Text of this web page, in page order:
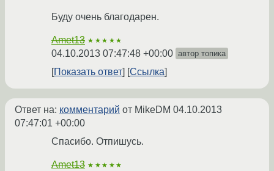
Буду очень благодарен.
Amet13 ★★★★★
04.10.2013 07:47:48 +00:00 автор топика
Показать ответ Ссылка
Ответ на: комментарий от MikeDM 04.10.2013
07:47:01 +00:00
Спасибо. Отпишусь.
Amet13 ★★★★★